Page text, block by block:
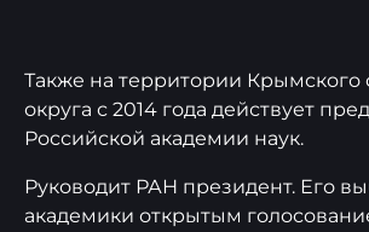
Также на территории Крымского
округа с 2014 года действует
Российской академии наук.
Руководит РАН президент. Его
академики открытым